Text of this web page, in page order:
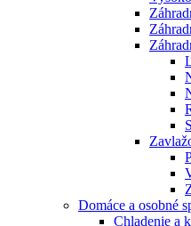
Domáce a osobné
Chladenie a